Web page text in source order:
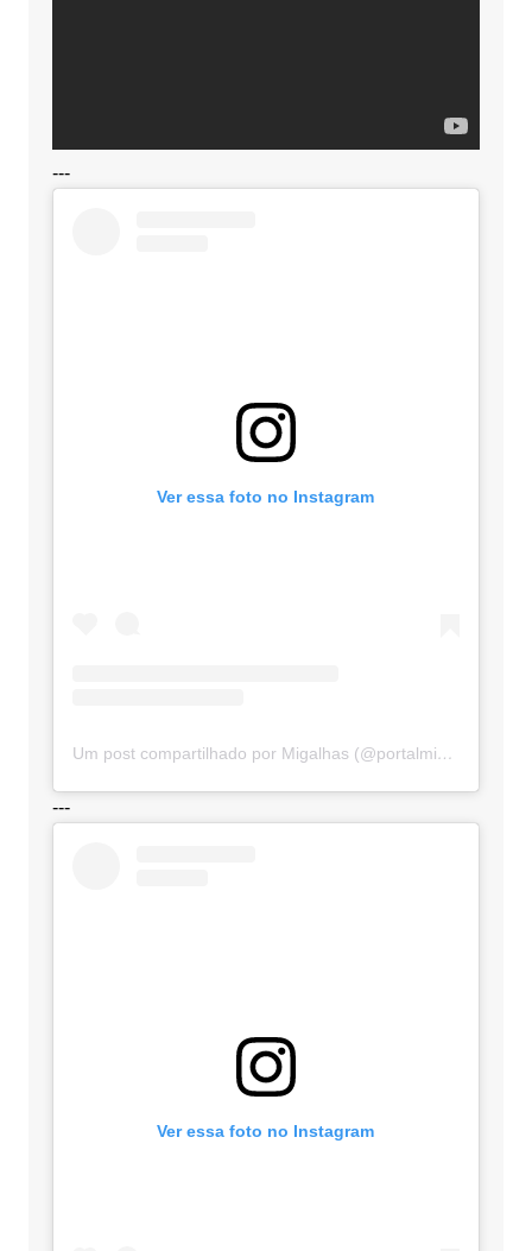
---
Ver essa foto no Instagram
Um post compartilhado por Migalhas (@portalmigalhas)
---
Ver essa foto no Instagram